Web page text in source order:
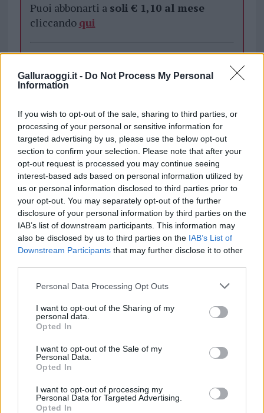
Galluraoggi.it - Do Not Process My Personal
Information
If you wish to opt-out of the sale, sharing to third parties, or
processing of your personal or sensitive information for
targeted advertising by us, please use the below opt-out
section to confirm your selection. Please note that after your
opt-out request is processed you may continue seeing
interest-based ads based on personal information utilized by
us or personal information disclosed to third parties prior to
your opt-out. You may separately opt-out of the further
disclosure of your personal information by third parties on the
IAB’s list of downstream participants. This information may
also be disclosed by us to third parties on the IAB’s List of
Downstream Participants that may further disclose it to other
Please note that this website/app uses one or more Google
not limited to your visit or usage behaviour. You may click to
grant or deny consent to Google and its third-party tags to
use your data for below specified purposes in below Google
consent section.
Personal Data Processing Opt Outs
I want to opt-out of the Sharing of my
personal data.
Opted In
I want to opt-out of the Sale of my
Personal Data.
Opted In
I want to opt-out of processing my
Personal Data for Targeted Advertising.
Opted In
Puoi abbonarti a soli € 1,10 al mese
cliccando qui
Sei già abbonato?
Puoi effettuare l'accesso andando nella
cliccandoqui
TEMI: Amico Di Putin
Guardia Di Finanza
Notizie Arzachena
Notizie Porto Cervo
Notizie Sardegna
Oleg Deripaska
Sanzioni Russia
Villa Walkirie
Inviaci le tue segnalazioni,
i tuoi video e le tue foto
Entra nel canale telegram di